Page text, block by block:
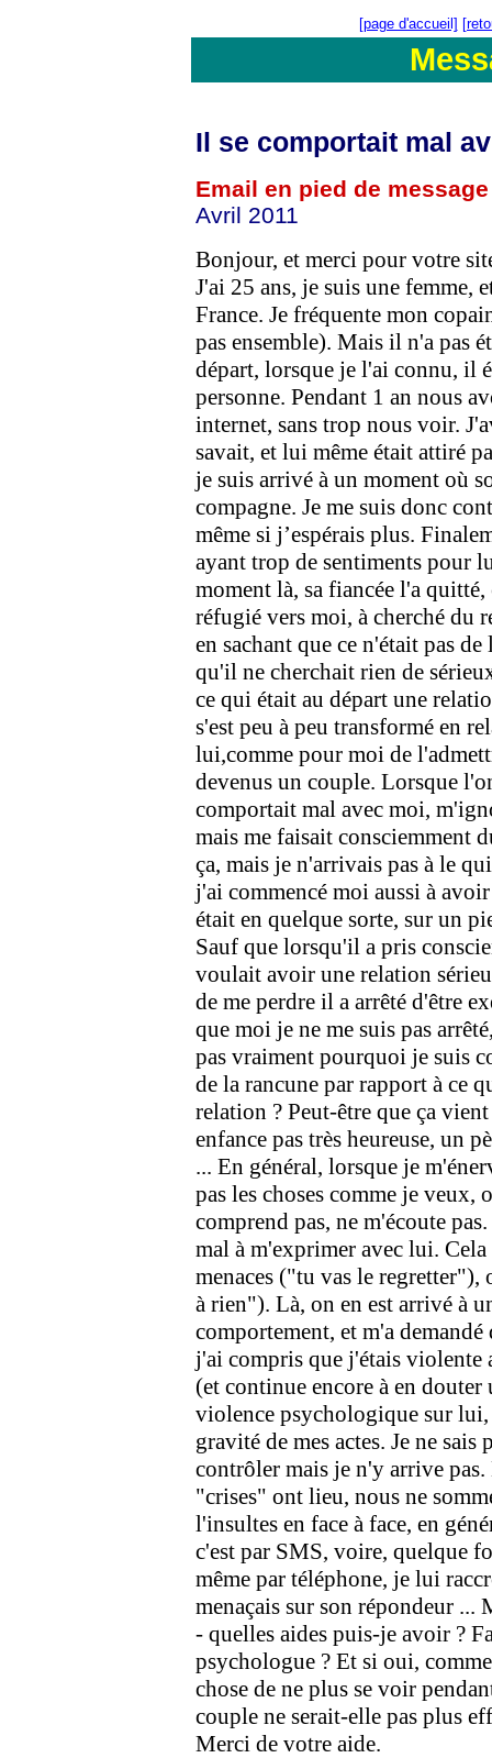
[page d'accueil]
Il se comportait mal
Email en pied de message
Avril 2011
Bonjour, et merci pour votre
J'ai 25 ans, je suis une femme,
France. Je fréquente mon
pas ensemble). Mais il n'a pas
départ, lorsque je l'ai connu, il
personne. Pendant 1 an nous
internet, sans trop nous voir.
savait, et lui même était attiré
je suis arrivé à un moment où
compagne. Je me suis donc
même si j’espérais plus.
ayant trop de sentiments pour
moment là, sa fiancée l'a
réfugié vers moi, à cherché du
en sachant que ce n'était pas
qu'il ne cherchait rien de
ce qui était au départ une
s'est peu à peu transformé en
lui,comme pour moi de
devenus un couple. Lorsque
comportait mal avec moi,
mais me faisait consciemment
ça, mais je n'arrivais pas à le
j'ai commencé moi aussi à
était en quelque sorte, sur un
Sauf que lorsqu'il a pris
voulait avoir une relation
de me perdre il a arrêté d'être
que moi je ne me suis pas
pas vraiment pourquoi je suis
de la rancune par rapport à ce
relation ? Peut-être que ça
enfance pas très heureuse, un
... En général, lorsque je
pas les choses comme je
comprend pas, ne m'écoute
mal à m'exprimer avec lui.
menaces ("tu vas le regretter"),
à rien"). Là, on en est arrivé à
comportement, et m'a
j'ai compris que j'étais violente
(et continue encore à en douter
violence psychologique sur
gravité de mes actes. Je ne
contrôler mais je n'y arrive
"crises" ont lieu, nous ne
l'insultes en face à face, en
c'est par SMS, voire, quelque
même par téléphone, je lui
menaçais sur son répondeur ...
- quelles aides puis-je avoir ?
psychologue ? Et si oui,
chose de ne plus se voir
couple ne serait-elle pas plus
Merci de votre aide.